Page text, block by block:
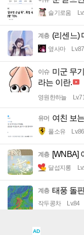
슬기로움
계층 (리센느)
옆사마 Lv.87
이슈 미군 무
라는 이란.
영원한하늘
유머 여친 보
풀소유 Lv.86
계층 [WNBA]
달섭지롱
계층 태풍 돌
작두콩차 Lv.84
AD